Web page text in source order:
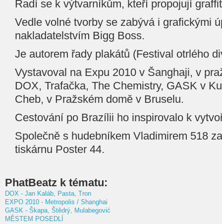
Řadí se k výtvarníkům, kteří propojují
Vedle volné tvorby se zabývá i grafickými
nakladatelstvím Bigg Boss.
Je autorem řady plakátů (Festival otrlého
Vystavoval na Expu 2010 v Šanghaji, v
DOX, Trafačka, The Chemistry, GASK v
Cheb, v Pražském domě v Bruselu.
Cestování po Brazílii ho inspirovalo k
Společně s hudebníkem Vladimirem 518
tiskárnu Poster 44.
PhatBeatz k tématu:
DOX - Jan Kaláb, Pasta, Tron
EXPO 2010 - Metropolis / Shanghai
GASK - Škapa, Štědrý, Mulabegović
MĚSTEM POSEDLÍ